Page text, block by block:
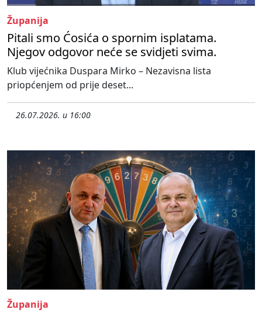
Županija
Pitali smo Ćosića o spornim isplatama.
Njegov odgovor neće se svidjeti svima.
Klub vijećnika Duspara Mirko – Nezavisna lista
priopćenjem od prije deset...
26.07.2026. u 16:00
Županija